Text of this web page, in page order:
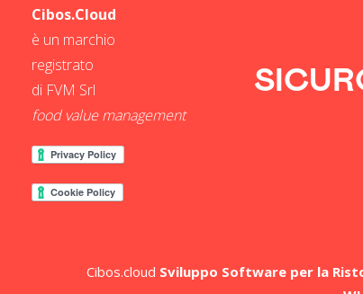
Cibos.Cloud
è un marchio
registrato
di FVM Srl
food value management
Cibos.cloud Sviluppo Software per la